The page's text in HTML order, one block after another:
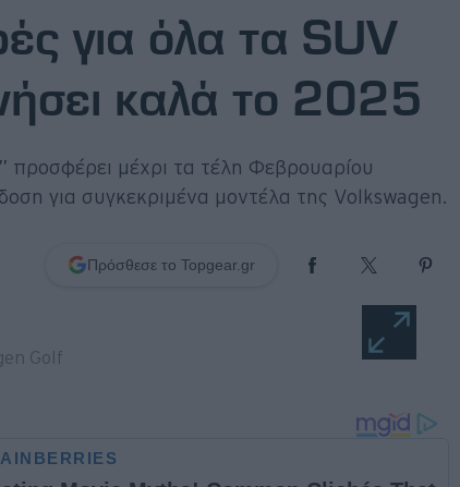
για όλα τα SUV
καλά το 2025
μέχρι τα τέλη Φεβρουαρίου
για συγκεκριμένα μοντέλα της Volkswagen.
Πρόσθεσε το Topgear.gr